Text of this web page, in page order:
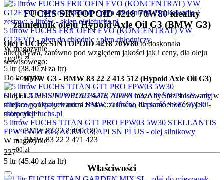
FUCHS SINTOPOID421870W80 idealny
zamiennik oleju Hypoid Axle Oil G3 (BMW G3)
OlejFUCHS SINTOPOID 4218 70W80to doskonała
alternatywa, zarówno pod względem jakości jak i ceny, dla oleju
serwisowego:
BMW G3 - BMW 83 22 2 413 512 (Hypoid Axle Oil G3)
OlejFUCHS SINTOPOID 4218 70W80może być też stosowany w
miejsce poniższych norm BMW, zarówno dla samochodów, jak i
motocykli
BMW 83 22 2 460 180
BMW 83 22 2 471 423
Właściwości
5 litrów FUCHS FRICOFIN EVO (KONCENTRAT) VW
G12EVO - płyn do chłodnic / płyn chłodniczy
W magazynie
19200 zł
5 ltr (38.40złza ltr)
Do koszyka
5 litrów FUCHS TITAN GT1 PRO FPW03 5W30 STELLANTIS
FPW9.55535/03, ACEA C3, API SN PLUS - olej silnikowy
W magazynie
22700 zł
5 ltr (45.40 złza ltr)